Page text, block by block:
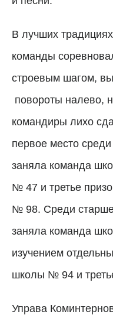
В лучших
команды
строевым шагом,
повороты налево,
командиры лихо
первое место
заняла команда
№ 47 и третье
№ 98. Среди
заняла команда
изучением
школы № 94 и
Управа